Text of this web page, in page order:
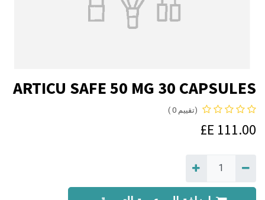
ARTICU SAFE 50 MG 30 CAPSULES
(تقييم 0 )
111.00